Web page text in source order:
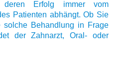
deren Erfolg immer vom
Patienten abhängt. Ob Sie
Behandlung in Frage
der Zahnarzt, Oral- oder